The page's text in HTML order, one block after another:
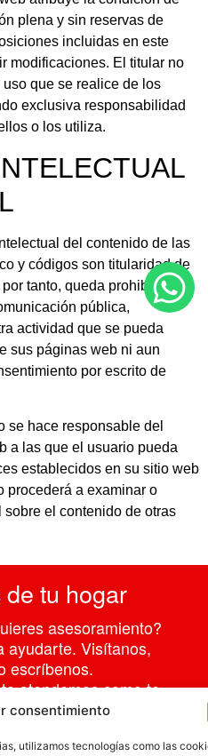
consentimiento
utilizamos tecnologías como las
plena y sin reservas de
incluidas en este
modificaciones. El titular no
que se realice de los
exclusiva responsabilidad
o los utiliza.
del contenido de las
y códigos son titularidad de
tanto, queda prohibida su
pública,
actividad que se pueda
sus páginas web ni aun
por escrito de
se hace responsable del
a las que el usuario pueda
establecidos en su sitio web
procederá a examinar o
el contenido de otras
tu hogar
asesoramiento?
ayudarte. Visítanos,
escríbenos.
atendemos como te